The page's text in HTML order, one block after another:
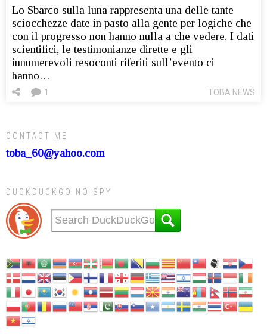
Lo Sbarco sulla luna rappresenta una delle tante
sciocchezze date in pasto alla gente per logiche che
con il progresso non hanno nulla a che vedere. I dati
scientifici, le testimonianze dirette e gli
innumerevoli resoconti riferiti sull’evento ci
hanno…
TOBA NEWS
1
CONTACT ME
toba_60@yahoo.com
DUCKDUCKGO NO SPY